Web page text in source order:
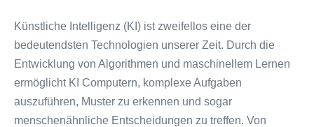
Künstliche Intelligenz (KI) ist zweifellos eine der
bedeutendsten Technologien unserer Zeit. Durch die
Entwicklung von Algorithmen und maschinellem Lernen
ermöglicht KI Computern, komplexe Aufgaben
auszuführen, Muster zu erkennen und sogar
menschenähnliche Entscheidungen zu treffen. Von